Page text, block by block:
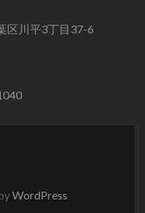
川平3丁目37-6
WordPress